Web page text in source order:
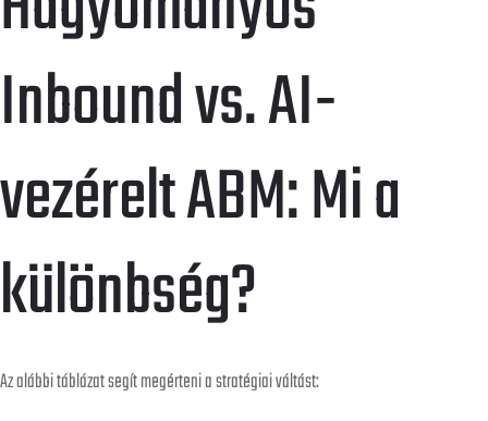
Inbound vs. AI-
vezérelt ABM: Mi a
különbség?
Az alábbi táblázat segít megérteni a stratégiai váltást: